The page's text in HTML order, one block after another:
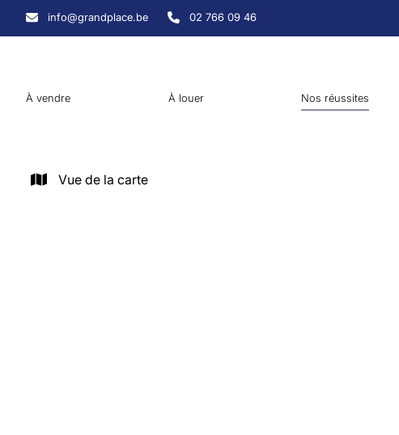
Aller au contenu principal
info@grandplace.be 02 766 09 46
À vendre À louer Nos réussites
Vue de la carte